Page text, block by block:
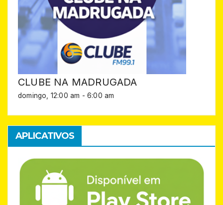
CLUBE NA MADRUGADA
domingo, 12:00 am -6:00 am
APLICATIVOS